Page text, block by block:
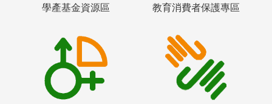
學產基金資源區 教育消費者保護專區